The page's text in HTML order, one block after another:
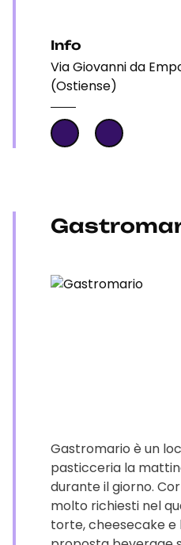
Info
Via Giovanni da
(Ostiense)
Gastromario è un
pasticceria la
durante il giorno.
molto richiesti nel
torte, cheesecake e